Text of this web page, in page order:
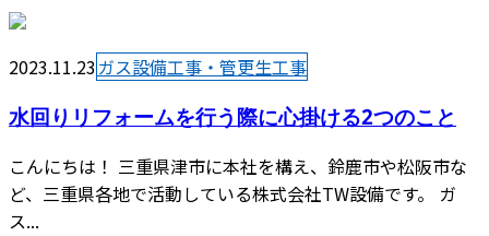
2023.11.23ガス設備工事・管更生工事
水回りリフォームを行う際に心掛ける2つのこと
こんにちは！ 三重県津市に本社を構え、鈴鹿市や松阪市な
ど、三重県各地で活動している株式会社TW設備です。 ガ
ス...